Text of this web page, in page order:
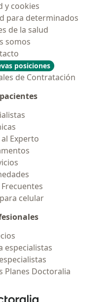
y cookies
para determinados
de la salud
somos
posiciones
de Contratación
Experto
celular
especialistas
Planes Doctoralia
Doctoralia - Página de inicio